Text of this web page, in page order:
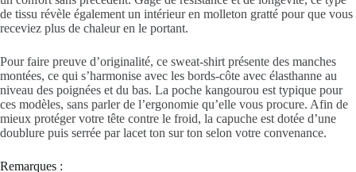
de tissu révèle également un intérieur en molleton gratté pour que vous
receviez plus de chaleur en le portant.
Pour faire preuve d’originalité, ce sweat-shirt présente des manches
montées, ce qui s’harmonise avec les bords-côte avec élasthanne au
niveau des poignées et du bas. La poche kangourou est typique pour
ces modèles, sans parler de l’ergonomie qu’elle vous procure. Afin de
mieux protéger votre tête contre le froid, la capuche est dotée d’une
doublure puis serrée par lacet ton sur ton selon votre convenance.
Remarques :